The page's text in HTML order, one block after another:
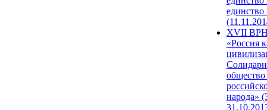
единство
XVII
«Россия
народа»